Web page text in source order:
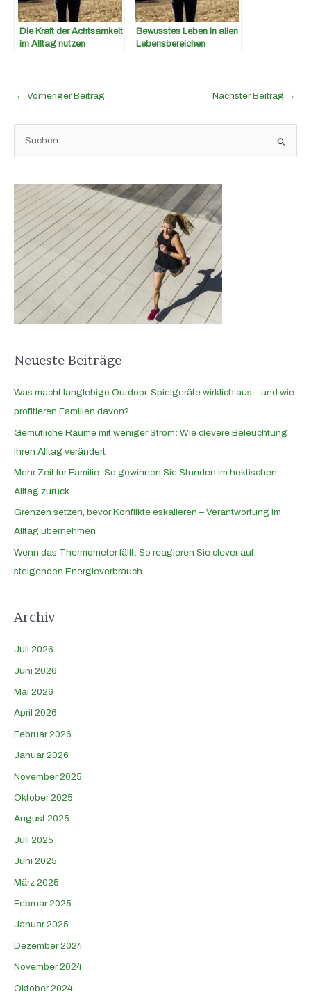
Die Kraft der Achtsamkeit
im Alltag nutzen
Bewusstes Leben in allen
Lebensbereichen
← Vorheriger Beitrag Nächster Beitrag →
h
e
n
n
a
c
h
Neueste Beiträge
Was macht langlebige Outdoor-Spielgeräte wirklich aus – und wie
profitieren Familien davon?
Gemütliche Räume mit weniger Strom: Wie clevere Beleuchtung
Ihren Alltag verändert
Mehr Zeit für Familie: So gewinnen Sie Stunden im hektischen
Alltag zurück
Grenzen setzen, bevor Konflikte eskalieren – Verantwortung im
Alltag übernehmen
Wenn das Thermometer fällt: So reagieren Sie clever auf
steigenden Energieverbrauch
Archiv
Juli 2026
Juni 2026
Mai 2026
April 2026
Februar 2026
Januar 2026
November 2025
Oktober 2025
August 2025
Juli 2025
Juni 2025
März 2025
Februar 2025
Januar 2025
Dezember 2024
November 2024
Oktober 2024